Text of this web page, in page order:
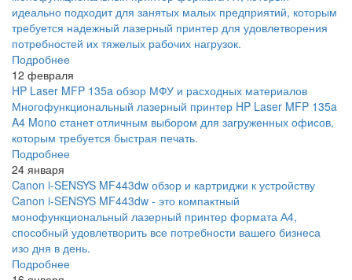
идеально подходит для занятых малых предприятий, которым
требуется надежный лазерный принтер для удовлетворения
потребностей их тяжелых рабочих нагрузок.
Подробнее
12 февраля
HP Laser MFP 135a обзор МФУ и расходных материалов
Многофункциональный лазерный принтер HP Laser MFP 135a
A4 Mono станет отличным выбором для загруженных офисов,
которым требуется быстрая печать.
Подробнее
24 января
Canon i-SENSYS MF443dw обзор и картриджи к устройству
Canon i-SENSYS MF443dw - это компактный
монофункциональный лазерный принтер формата А4,
способный удовлетворить все потребности вашего бизнеса
изо дня в день.
Подробнее